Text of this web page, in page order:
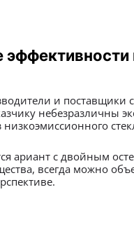
и поставщики
небезразличны
ариант с двойным
всегда можно